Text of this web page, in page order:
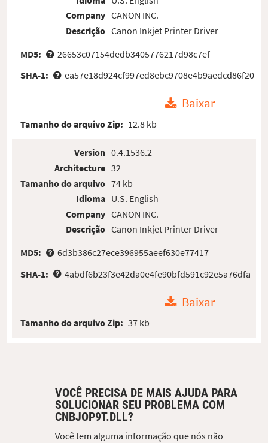
Company
Descrição
CANON INC.
Canon Inkjet Printer Driver
MD5:
26653c07154dedb3405776217d98c7ef
SHA-1:
ea57e18d924cf997ed8ebc9708e4b9aedcd86f20
Baixar
Tamanho do arquivo Zip: 12.8 kb
Version
Architecture
Tamanho do arquivo
Idioma
Company
Descrição
0.4.1536.2
32
74 kb
U.S. English
CANON INC.
Canon Inkjet Printer Driver
MD5:
6d3b386c27ece396955aeef630e77417
SHA-1:
4abdf6b23f3e42da0e4fe90bfd591c92e5a76dfa
Baixar
Tamanho do arquivo Zip: 37 kb
VOCÊ PRECISA DE MAIS AJUDA PARA
SOLUCIONAR SEU PROBLEMA COM
CNBJOP9T.DLL?
Você tem alguma informação que nós não